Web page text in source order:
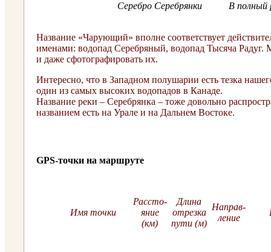
Серебро Серебрянки Вполный
Название «Чарующий» вполне соответствует
именами: водопад Серебряный, водопад Тысяча Радуг.
и даже сфотографировать их.
Интересно, что в Западном полушарии есть тезка
один из самых высоких водопадов в Канаде.
Название реки – Серебрянка – тоже довольно
названием есть на Урале и на Дальнем Востоке.
GPS-точки на маршруте
Имя точки
Рассто-
яние
(км)
Длина
отрезка
пути (м)
Направ-
ление